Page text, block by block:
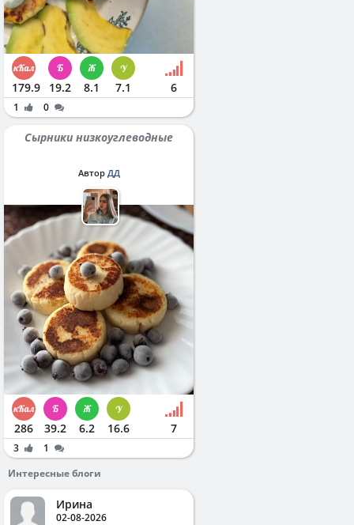
179.9 19.2 8.1 7.1 6
1 0
Сырники низкоуглеводные
Автор ДД
286 39.2 6.2 16.6 7
3
1
Интересные блоги
Ирина
02-08-2026